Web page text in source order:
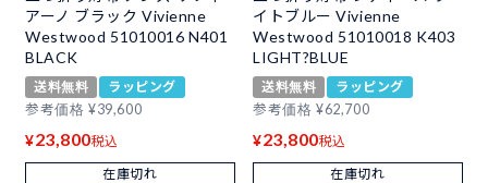
アーノ ブラック Vivienne
Westwood 51010016 N401
BLACK
送料無料
ラッピング
参考価格 ¥39,600
¥23,800税込
在庫切れ
イトブルー Vivienne
Westwood 51010018 K403
LIGHT?BLUE
送料無料
ラッピング
参考価格 ¥62,700
¥23,800税込
在庫切れ